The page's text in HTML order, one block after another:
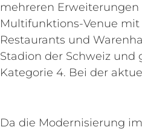
mehreren Erweiterungen
Multifunktions-Venue
Restaurants und
Stadion der Schweiz und
Kategorie 4. Bei der
Lautsprechern modernisiert
die Audiomatrix der
bei der Erneuerung der
die passiven
Da die Modernisierung